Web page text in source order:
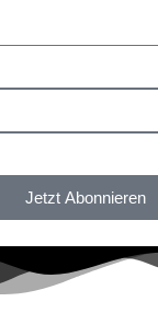
Jetzt Abonnieren